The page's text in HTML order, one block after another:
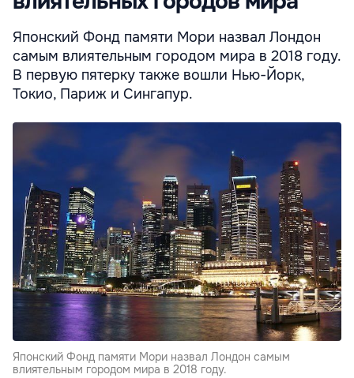
Японский Фонд памяти Мори назвал Лондон
самым влиятельным городом мира в 2018 году.
В первую пятерку также вошли Нью-Йорк,
Токио, Париж и Сингапур.
Японский Фонд памяти Мори назвал Лондон самым
влиятельным городом мира в 2018 году.